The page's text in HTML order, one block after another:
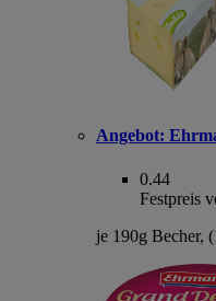
Angebot:
0.44
Festpreis
je 190g Becher,